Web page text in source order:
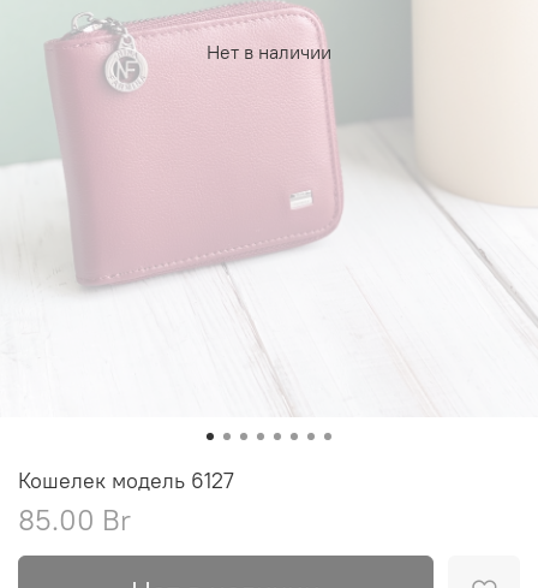
Нет в наличии
Кошелек модель 6127
85.00 Br